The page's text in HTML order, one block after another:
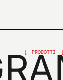
PRODOTTI
per